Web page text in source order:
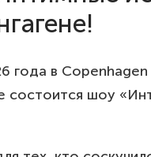
года в
состоится шоу